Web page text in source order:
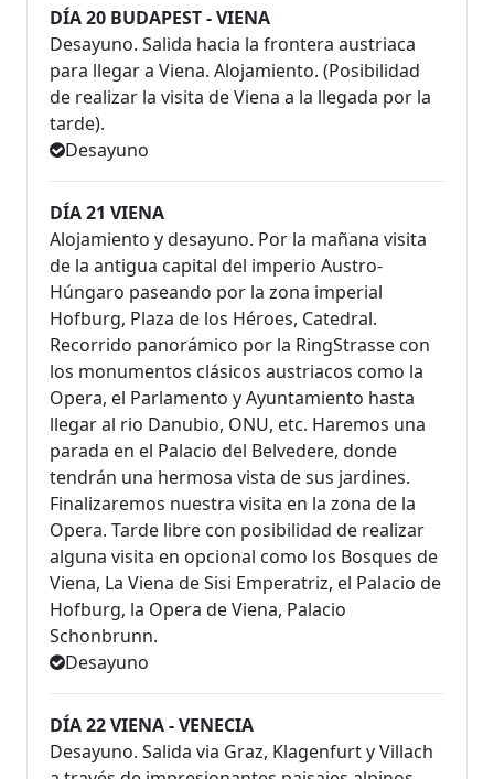
DÍA 20 BUDAPEST - VIENA
Desayuno. Salida hacia la frontera austriaca
para llegar a Viena. Alojamiento. (Posibilidad
de realizar la visita de Viena a la llegada por la
tarde).
Desayuno
DÍA 21 VIENA
Alojamiento y desayuno. Por la mañana visita
de la antigua capital del imperio Austro-
Húngaro paseando por la zona imperial
Hofburg, Plaza de los Héroes, Catedral.
Recorrido panorámico por la RingStrasse con
los monumentos clásicos austriacos como la
Opera, el Parlamento y Ayuntamiento hasta
llegar al rio Danubio, ONU, etc. Haremos una
parada en el Palacio del Belvedere, donde
tendrán una hermosa vista de sus jardines.
Finalizaremos nuestra visita en la zona de la
Opera. Tarde libre con posibilidad de realizar
alguna visita en opcional como los Bosques de
Viena, La Viena de Sisi Emperatriz, el Palacio de
Hofburg, la Opera de Viena, Palacio
Schonbrunn.
Desayuno
DÍA 22 VIENA - VENECIA
Desayuno. Salida via Graz, Klagenfurt y Villach